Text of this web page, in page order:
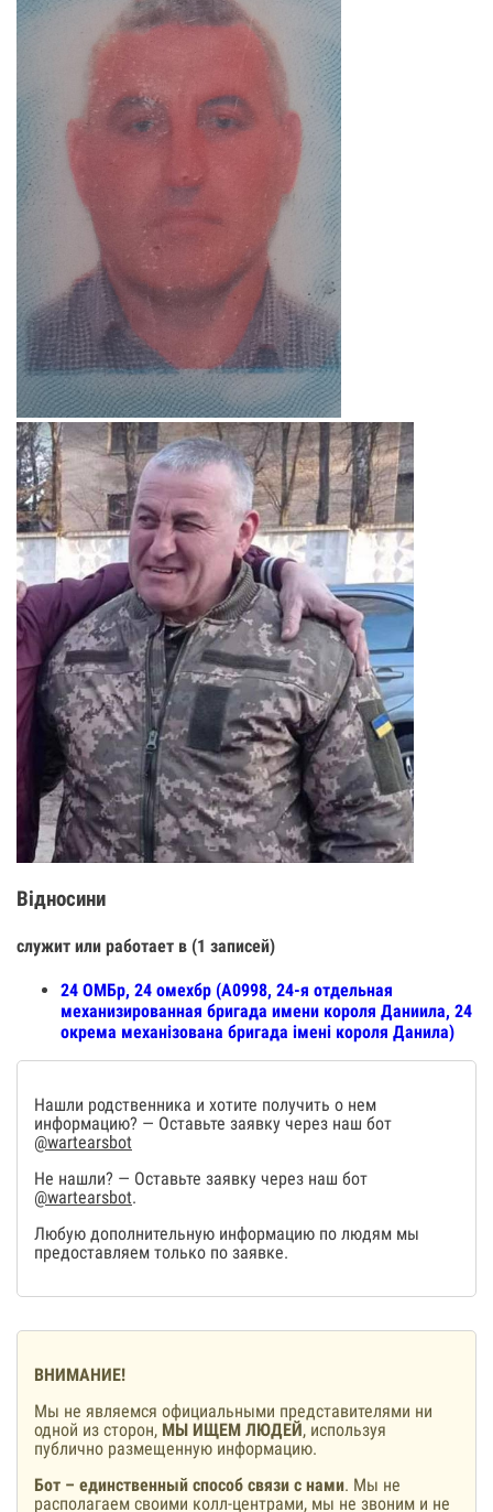
Відносини
служит или работает в (1 записей)
24 ОМБр, 24 омехбр (А0998, 24-я отдельная
механизированная бригада имени короля Даниила, 24
окрема механізована бригада імені короля Данила)
Нашли родственника и хотите получить о нем
информацию? — Оставьте заявку через наш бот
@wartearsbot
Не нашли? — Оставьте заявку через наш бот
@wartearsbot.
Любую дополнительную информацию по людям мы
предоставляем только по заявке.
ВНИМАНИЕ!
Мы не являемся официальными представителями ни
одной из сторон, МЫ ИЩЕМ ЛЮДЕЙ, используя
публично размещенную информацию.
Бот – единственный способ связи с нами. Мы не
располагаем своими колл-центрами, мы не звоним и не